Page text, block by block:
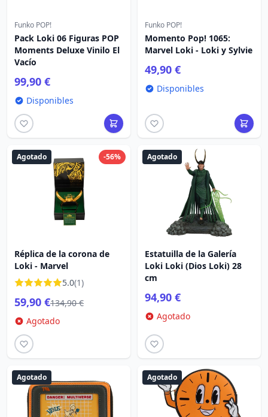
Funko POP!
Pack Loki 06 Figuras POP
Moments Deluxe Vinilo El
Vacío
99,90 €
Disponibles
Funko POP!
Momento Pop! 1065:
Marvel Loki - Loki y Sylvie
49,90 €
Disponibles
-56%
Agotado
Réplica de la corona de
Loki - Marvel
5.0(1)
59,90 €134,90 €
Agotado
Agotado
Estatuilla de la Galería
Loki Loki (Dios Loki) 28
cm
94,90 €
Agotado
Agotado Agotado